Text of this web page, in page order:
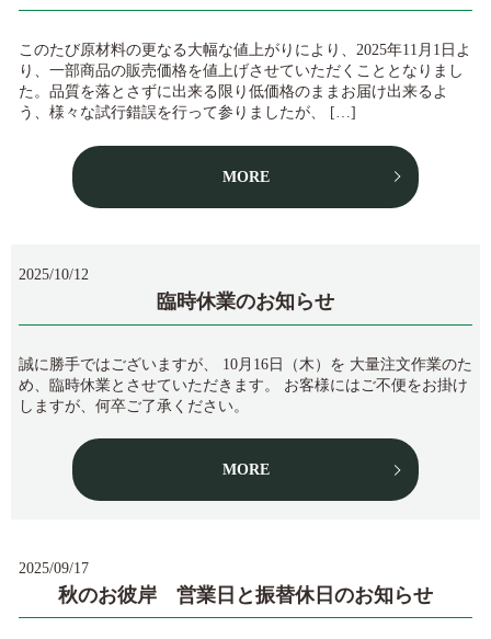
このたび原材料の更なる大幅な値上がりにより、2025年11月1日よ
り、一部商品の販売価格を値上げさせていただくこととなりまし
た。品質を落とさずに出来る限り低価格のままお届け出来るよ
う、様々な試行錯誤を行って参りましたが、 […]
MORE
2025/10/12
臨時休業のお知らせ
誠に勝手ではございますが、 10月16日（木）を 大量注文作業のた
め、臨時休業とさせていただきます。 お客様にはご不便をお掛け
しますが、何卒ご了承ください。
MORE
2025/09/17
秋のお彼岸 営業日と振替休日のお知らせ